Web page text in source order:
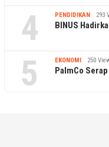
4 PENDIDIKAN 293
BINUS
5 EKONOMI 250
PalmCo